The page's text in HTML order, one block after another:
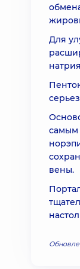
Для
самым
вены.